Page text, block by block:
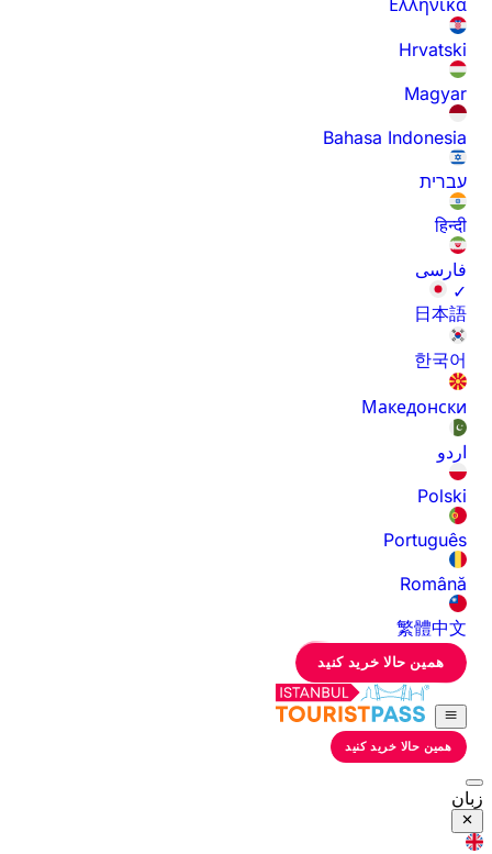
Ελληνικά
Hrvatski
Magyar
Bahasa Indonesia
עברית
हिन्दी
فارسی
✓
日本語
한국어
Македонски
اردو
Polski
Português
Română
繁體中文
همین حالا خرید کنید
همین حالا خرید کنید
زبان